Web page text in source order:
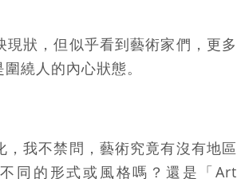
狀，但似乎看到藝術家們，更多
繞人的內心狀態。
我不禁問，藝術究竟有沒有地區
同的形式或風格嗎？還是「Art